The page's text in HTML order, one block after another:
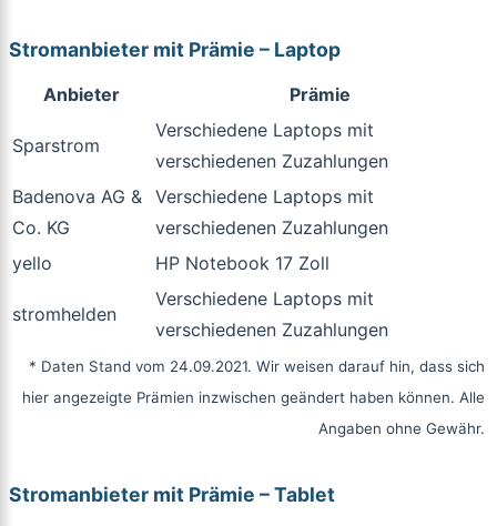
Stromanbieter mit Prämie – Laptop
Anbieter Prämie
Sparstrom
Verschiedene Laptops mit
verschiedenen Zuzahlungen
Badenova AG &
Co. KG
Verschiedene Laptops mit
verschiedenen Zuzahlungen
yello
HP Notebook 17 Zoll
stromhelden
Verschiedene Laptops mit
verschiedenen Zuzahlungen
* Daten Stand vom 24.09.2021. Wir weisen darauf hin, dass sich
hier angezeigte Prämien inzwischen geändert haben können. Alle
Angaben ohne Gewähr.
Stromanbieter mit Prämie – Tablet